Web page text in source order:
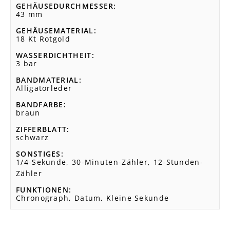
GEHÄUSEDURCHMESSER
43 mm
GEHÄUSEMATERIAL
18 Kt Rotgold
WASSERDICHTHEIT
3 bar
BANDMATERIAL
Alligatorleder
BANDFARBE
braun
ZIFFERBLATT
schwarz
SONSTIGES
1/4-Sekunde, 30-Minuten-Zähler, 12-Stunden-
Zähler
FUNKTIONEN
Chronograph, Datum, Kleine Sekunde